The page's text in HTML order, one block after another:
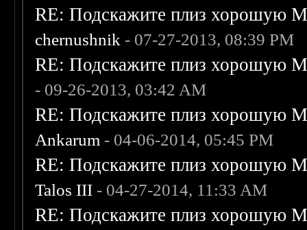
RE: Подскажите плиз хорошую
chernushnik - 07-27-2013, 08:39 PM
RE: Подскажите плиз хорошую
- 09-26-2013, 03:42 AM
RE: Подскажите плиз хорошую
Ankarum - 04-06-2014, 05:45 PM
RE: Подскажите плиз хорошую
Talos III - 04-27-2014, 11:33 AM
RE: Подскажите плиз хорошую